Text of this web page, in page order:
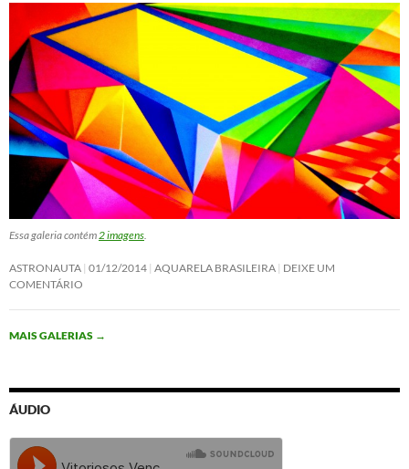
Essa galeria contém 2 imagens
ASTRONAUTA 01/12/2014 AQUARELA BRASILEIRA DEIXE UM
COMENTÁRIO
MAIS GALERIAS →
ÁUDIO